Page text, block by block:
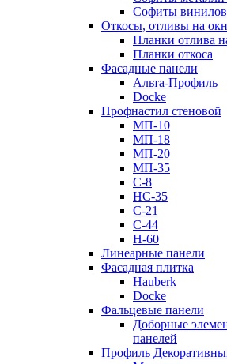
Софиты
Откосы, отливы на
Планки отлива
Планки откоса
Фасадные панели
Альта-Профиль
Docke
Профнастил стеновой
МП-10
МП-18
МП-20
МП-35
С-8
НС-35
С-21
С-44
Н-60
Линеарные панели
Фасадная плитка
Hauberk
Docke
Фальцевые панели
Доборные
панелей
Профиль